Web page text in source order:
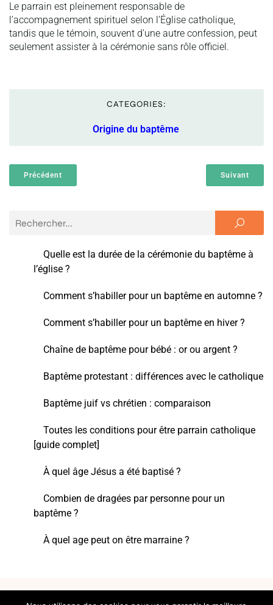
Le parrain est pleinement responsable de
l’accompagnement spirituel selon l’Église catholique,
tandis que le témoin, souvent d’une autre confession, peut
seulement assister à la cérémonie sans rôle officiel.
CATEGORIES:
Origine du baptême
Précédent Suivant
Quelle est la durée de la cérémonie du baptême à
l’église ?
Comment s’habiller pour un baptême en automne ?
Comment s’habiller pour un baptême en hiver ?
Chaîne de baptême pour bébé : or ou argent ?
Baptême protestant : différences avec le catholique
Baptême juif vs chrétien : comparaison
Toutes les conditions pour être parrain catholique
[guide complet]
À quel âge Jésus a été baptisé ?
Combien de dragées par personne pour un
baptême ?
À quel age peut on être marraine ?